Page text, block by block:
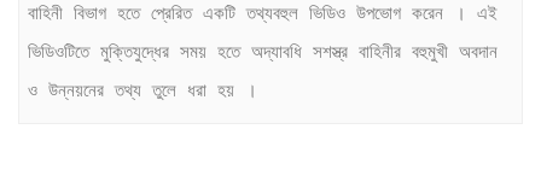
বাহিনী বিভাগ হতে প্রেরিত একটি তথ্যবহুল ভিডিও উপভোগ করেন । এই
ভিডিওটিতে মুক্তিযুদ্ধের সময় হতে অদ্যাবধি সশস্ত্র বাহিনীর বহুমুখী অবদান
ও উন্নয়নের তথ্য তুলে ধরা হয় ।